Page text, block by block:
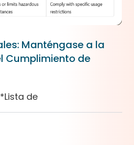
Manténgase a la
Cumplimiento de
*Lista de